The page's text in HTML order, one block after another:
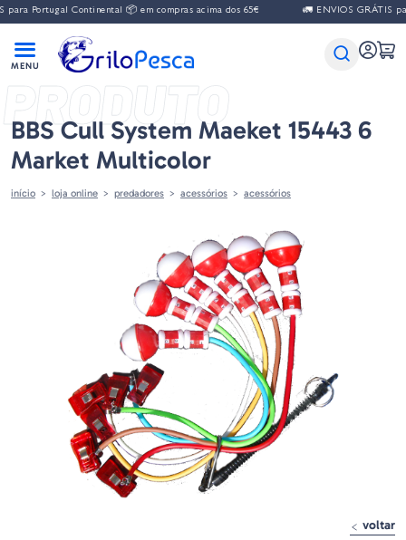
para Portugal Continental 📦 em compras acima dos 65€ 🚛 ENVIOS GRÁTIS
PRODUTO
BBS Cull System Maeket 15443 6
Market Multicolor
início loja online predadores acessórios acessórios
voltar